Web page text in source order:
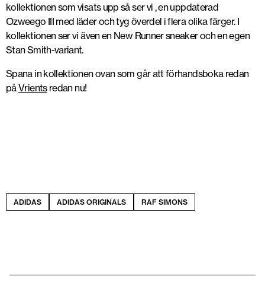
kollektionen som visats upp så ser vi , en uppdaterad
Ozweego III med läder och tyg överdel i flera olika färger. I
kollektionen ser vi även en New Runner sneaker och en egen
Stan Smith-variant.
Spana in kollektionen ovan som går att förhandsboka redan
påVrientsredan nu!
ADIDAS ADIDAS ORIGINALS RAF SIMONS